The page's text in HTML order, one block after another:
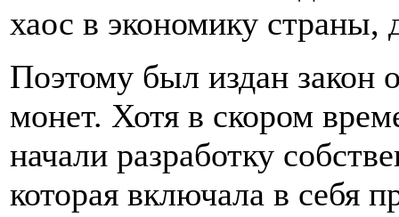
хаос в экономику страны,
Поэтому был издан закон
монет. Хотя в скором
начали разработку
которая включала в себя